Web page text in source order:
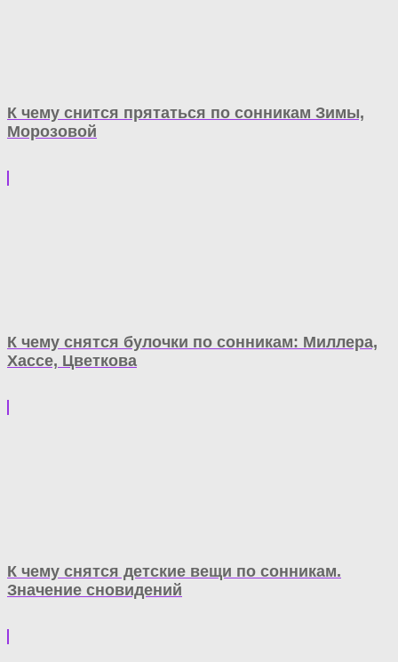
К чему снится прятаться по сонникам Зимы,
Морозовой
К чему снятся булочки по сонникам: Миллера,
Хассе, Цветкова
К чему снятся детские вещи по сонникам.
Значение сновидений